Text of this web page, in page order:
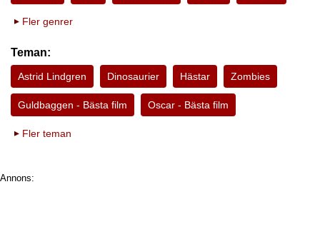
Fler genrer
Teman:
Astrid Lindgren Dinosaurier Hästar Zombies
Guldbaggen - Bästa film Oscar - Bästa film
Fler teman
Annons: